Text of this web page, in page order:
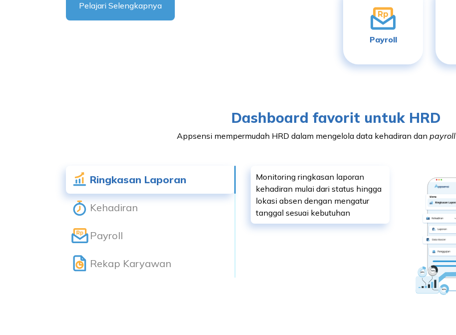
Pelajari Selengkapnya
Payroll
Dashboard favorit untuk HRD
Appsensi mempermudah HRD dalam mengelola data kehadiran dan payroll
Ringkasan Laporan
Kehadiran
Payroll
Rekap Karyawan
Monitoring ringkasan laporan
kehadiran mulai dari status hingga
lokasi absen dengan mengatur
tanggal sesuai kebutuhan